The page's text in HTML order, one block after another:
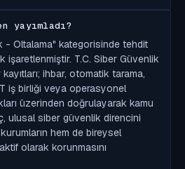
yayımladı?
- Oltalama" kategorisinde tehdit
işaretlenmiştir. T.C. Siber Güvenlik
kayıtları; ihbar, otomatik tarama,
iş birliği veya operasyonel
üzerinden doğrulayarak kamu
ulusal siber güvenlik direncini
hem de bireysel
olarak korunmasını